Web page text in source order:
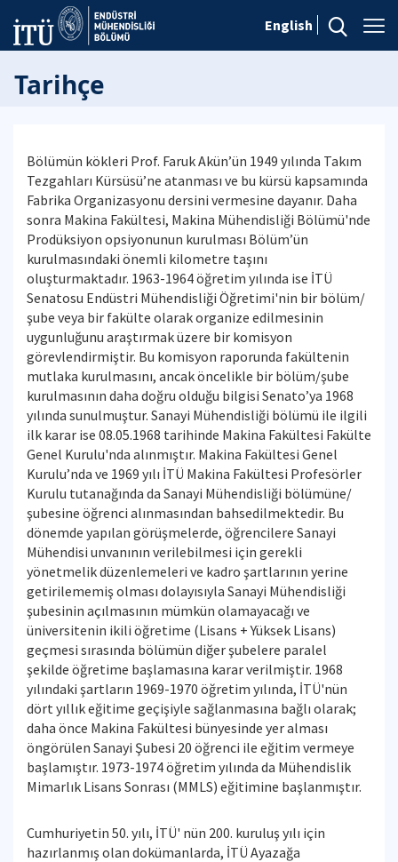
English
Tarihçe
Bölümün kökleri Prof. Faruk Akün’ün 1949 yılında Takım
Tezgahları Kürsüsü’ne atanması ve bu kürsü kapsamında
Fabrika Organizasyonu dersini vermesine dayanır. Daha
sonra Makina Fakültesi, Makina Mühendisliği Bölümü'nde
Prodüksiyon opsiyonunun kurulması Bölüm’ün
kurulmasındaki önemli kilometre taşını
oluşturmaktadır. 1963-1964 öğretim yılında ise İTÜ
Senatosu Endüstri Mühendisliği Öğretimi'nin bir bölüm/
şube veya bir fakülte olarak organize edilmesinin
uygunluğunu araştırmak üzere bir komisyon
görevlendirmiştir. Bu komisyon raporunda fakültenin
mutlaka kurulmasını, ancak öncelikle bir bölüm/şube
kurulmasının daha doğru olduğu bilgisi Senato’ya 1968
yılında sunulmuştur. Sanayi Mühendisliği bölümü ile ilgili
ilk karar ise 08.05.1968 tarihinde Makina Fakültesi Fakülte
Genel Kurulu'nda alınmıştır. Makina Fakültesi Genel
Kurulu’nda ve 1969 yılı İTÜ Makina Fakültesi Profesörler
Kurulu tutanağında da Sanayi Mühendisliği bölümüne/
şubesine öğrenci alınmasından bahsedilmektedir. Bu
dönemde yapılan görüşmelerde, öğrencilere Sanayi
Mühendisi unvanının verilebilmesi için gerekli
yönetmelik düzenlemeleri ve kadro şartlarının yerine
getirilememiş olması dolayısıyla Sanayi Mühendisliği
şubesinin açılmasının mümkün olamayacağı ve
üniversitenin ikili öğretime (Lisans + Yüksek Lisans)
geçmesi sırasında bölümün diğer şubelere paralel
şekilde öğretime başlamasına karar verilmiştir. 1968
yılındaki şartların 1969-1970 öğretim yılında, İTÜ'nün
dört yıllık eğitime geçişiyle sağlanmasına bağlı olarak;
daha önce Makina Fakültesi bünyesinde yer alması
öngörülen Sanayi Şubesi 20 öğrenci ile eğitim vermeye
başlamıştır. 1973-1974 öğretim yılında da Mühendislik
Mimarlık Lisans Sonrası (MMLS) eğitimine başlanmıştır.
Cumhuriyetin 50. yılı, İTÜ' nün 200. kuruluş yılı için
hazırlanmış olan dokümanlarda, İTÜ Ayazağa